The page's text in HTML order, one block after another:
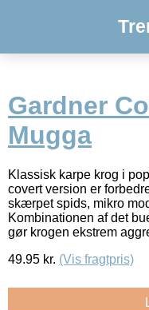
Gardner
Mugga
Klassisk karpe krog i
covert version er
skærpet spids, mikro
Kombinationen af det
gør krogen ekstrem
49.95 kr. (Vis fragtpris)